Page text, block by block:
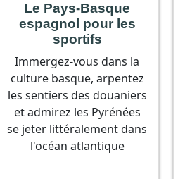
Le Pays-Basque
espagnol pour les
sportifs
Immergez-vous dans la
culture basque, arpentez
les sentiers des douaniers
et admirez les Pyrénées
se jeter littéralement dans
l'océan atlantique